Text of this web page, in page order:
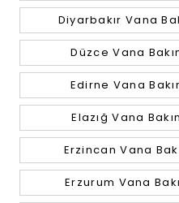
Diyarbakır Vana
Düzce Vana
Edirne Vana
Elazığ Vana
Erzincan Vana
Erzurum Vana